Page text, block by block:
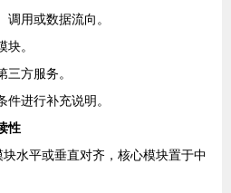
调用或数据流向。
块。
三方服务。
进行补充说明。
性
块水平或垂直对齐，核心模块置于中